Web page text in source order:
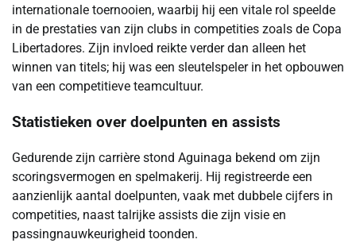
internationale toernooien, waarbij hij een vitale rol speelde
in de prestaties van zijn clubs in competities zoals de Copa
Libertadores. Zijn invloed reikte verder dan alleen het
winnen van titels; hij was een sleutelspeler in het opbouwen
van een competitieve teamcultuur.
Statistieken over doelpunten en assists
Gedurende zijn carrière stond Aguinaga bekend om zijn
scoringsvermogen en spelmakerij. Hij registreerde een
aanzienlijk aantal doelpunten, vaak met dubbele cijfers in
competities, naast talrijke assists die zijn visie en
passingnauwkeurigheid toonden.